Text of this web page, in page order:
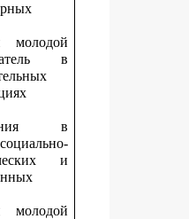
молодой
в
в
и
молодой